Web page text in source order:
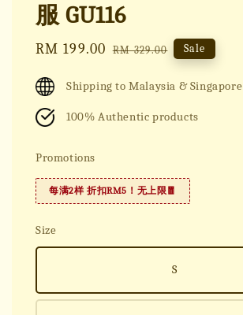
服 GU116
Sale
RM 199.00 Regular
RM 329.00 Sale
Shipping to Malaysia & Singapore
100% Authentic products
Promotions
每满2样 折扣RM5！无上限🧧
Size
S